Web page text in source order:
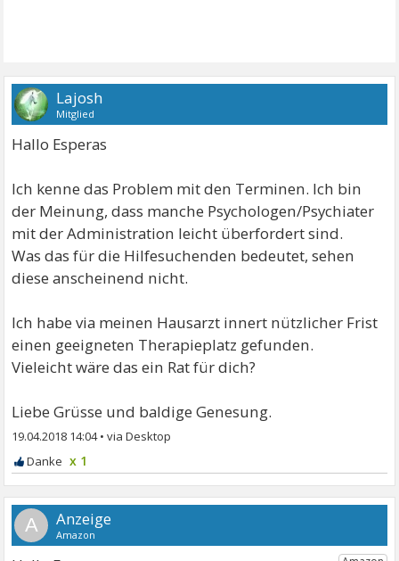
Lajosh
Mitglied
Hallo Esperas
Ich kenne das Problem mit den Terminen. Ich bin
der Meinung, dass manche Psychologen/Psychiater
mit der Administration leicht überfordert sind.
Was das für die Hilfesuchenden bedeutet, sehen
diese anscheinend nicht.
Ich habe via meinen Hausarzt innert nützlicher Frist
einen geeigneten Therapieplatz gefunden.
Vieleicht wäre das ein Rat für dich?
Liebe Grüsse und baldige Genesung.
19.04.2018 14:04•
x 1
A